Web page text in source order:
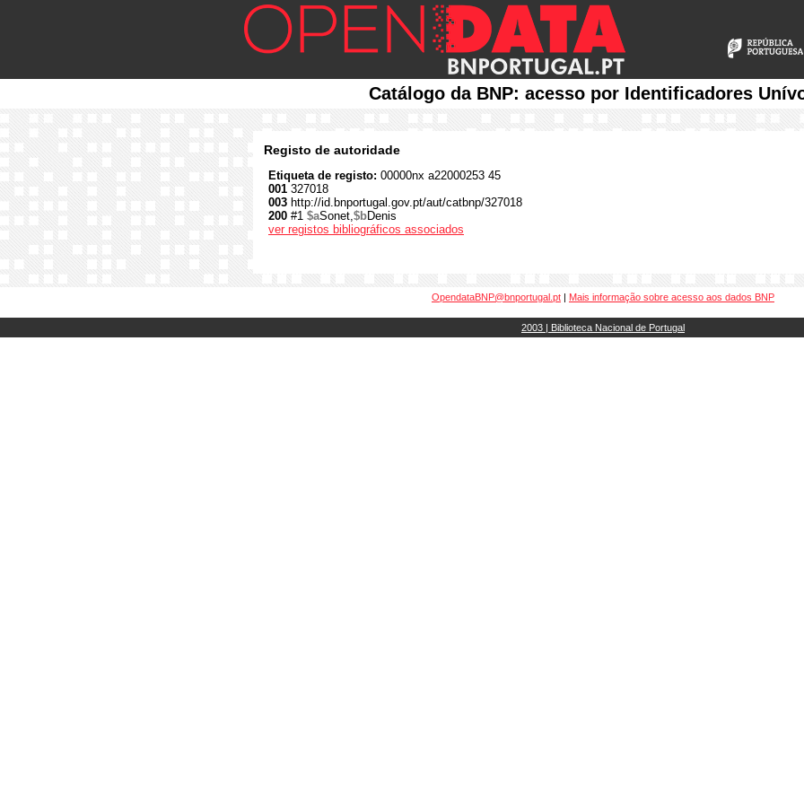
Catálogo da BNP: acesso por Identificadores
Registo de autoridade
Etiqueta de registo: 00000nx a22000253 45
001 327018
003 http://id.bnportugal.gov.pt/aut/catbnp/327018
200 #1 $aSonet,$bDenis
ver registos bibliográficos associados
OpendataBNP@bnportugal.pt | Mais informação sobre acesso aos dados BNP
2003 | Biblioteca Nacional de Portugal